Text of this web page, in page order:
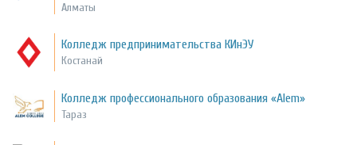
Алматы
Колледж предпринимательства КИнЭУ
Костанай
Колледж профессионального образования «Alem»
Тараз